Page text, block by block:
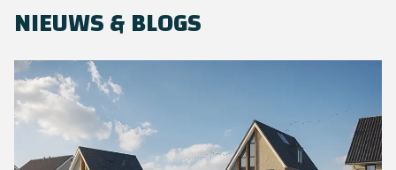
NIEUWS & BLOGS